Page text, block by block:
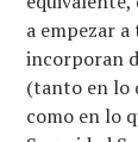
a empezar
incorporan
(tanto en lo
como en lo